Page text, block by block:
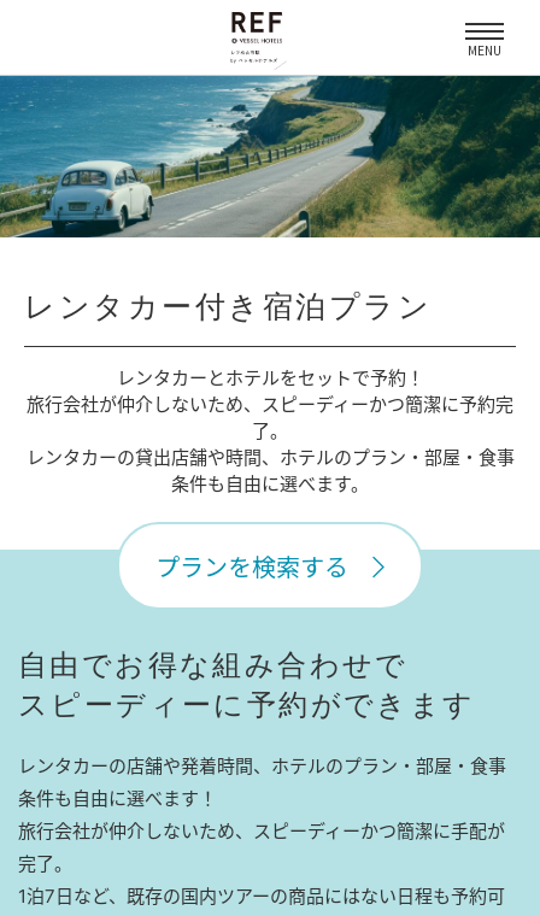
MENU
レンタカー付き宿泊プラン
レンタカーとホテルをセットで予約！
旅行会社が仲介しないため、
スピーディーかつ簡潔に予約完
了。
レンタカーの貸出店舗や時間、 ホテルのプラン・部屋・食事
条件も自由に選べます。
プランを検索する
自由でお得な組み合わせで
スピーディーに予約ができます
レンタカーの店舗や発着時間、ホテルのプラン・部屋・食事
条件も自由に選べます！
旅行会社が仲介しないため、スピーディーかつ簡潔に手配が
完了。
1泊7日など、既存の国内ツアーの商品にはない日程も予約可